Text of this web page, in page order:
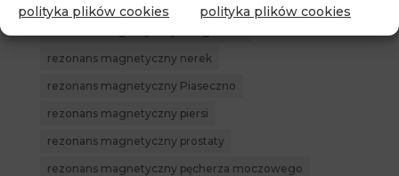
polityka plików cookies
polityka plików cookies
rezonans magnetyczny nerek
rezonans magnetyczny Piaseczno
rezonans magnetyczny piersi
rezonans magnetyczny prostaty
rezonans magnetyczny pęcherza moczowego